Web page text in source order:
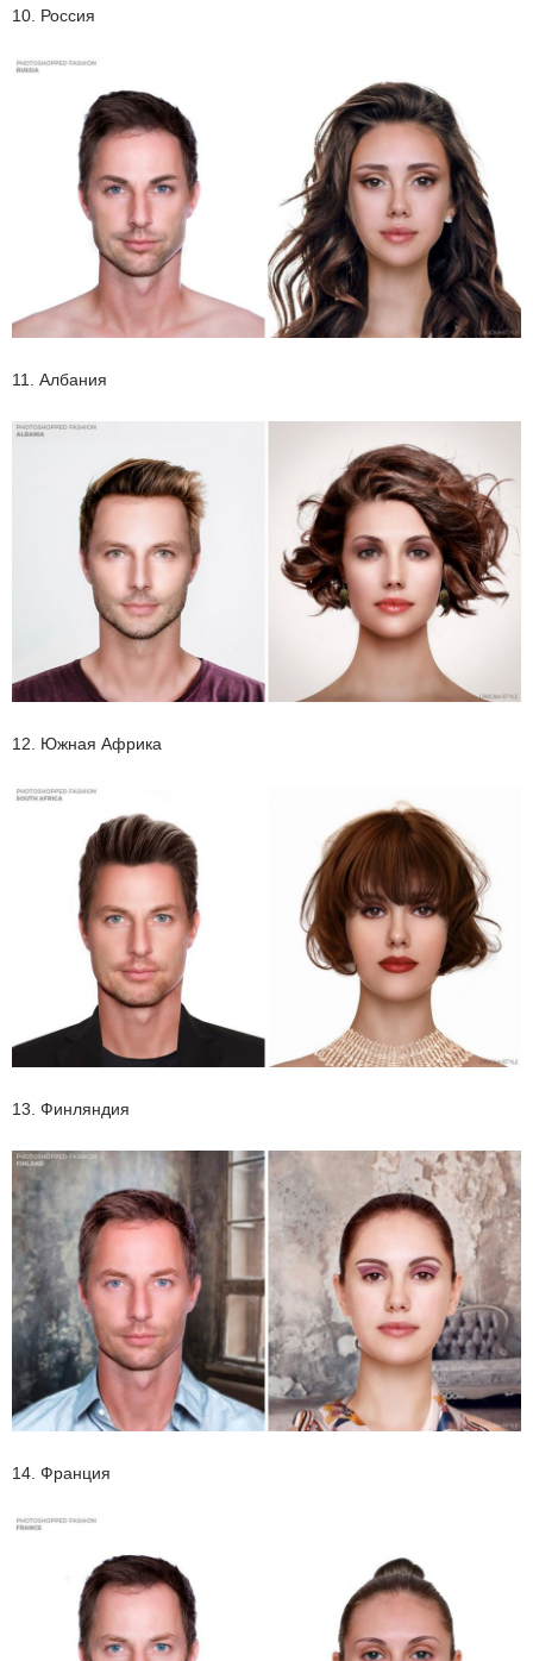
10. Россия
11. Албания
12. Южная Африка
13. Финляндия
14. Франция